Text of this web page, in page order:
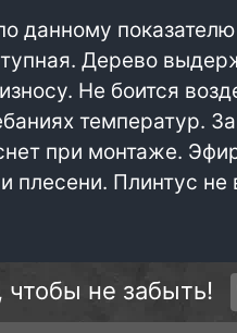
данному
Дерево
Не боится
температур.
при монтаже.
плесени. Плинтус
чтобы не забыть!